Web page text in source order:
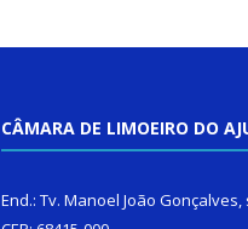
CÂMARA DE LIMOEIRO DO
End.: Tv. Manoel João